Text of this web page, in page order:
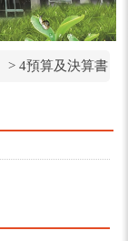
>4預算及決算書